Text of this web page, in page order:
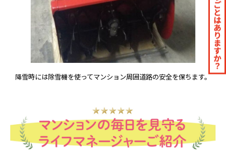
降雪時には除雪機を使ってマンション周囲道路の安全を保ちます。